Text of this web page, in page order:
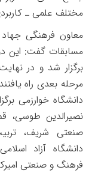
مختلف علمی ـ
معاون فرهنگی جهاد
مسابقات گفت: این
برگزار شد و در
مرحله بعدی راه
دانشگاه خوارزمی
نصیرالدین طوسی،
صنعتی شریف،
دانشگاه آزاد
فرهنگ و صنعتی